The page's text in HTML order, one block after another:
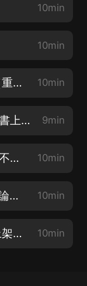
10min
10min
九轉狂神-004 葉子武魂 新書（重生就要對自己狠一點） 10min
九轉狂神-005 金色的葉子（新書上架，評論抽會員） 9min
九轉狂神-006 武魂變異（關注不迷路）新書上架（重生就要對自己狠一點） 10min
九轉狂神-007 柳菲兒（關注評論抽會員） 10min
九轉狂神-008 刮目相看 新書上架（重生就要對自己狠一點） 10min